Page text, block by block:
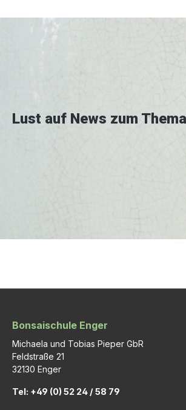
Lust auf News zum
Bonsaischule Enger
Michaela und Tobias Pieper GbR
Feldstraße 21
32130 Enger
Tel: +49 (0) 52 24 / 58 79